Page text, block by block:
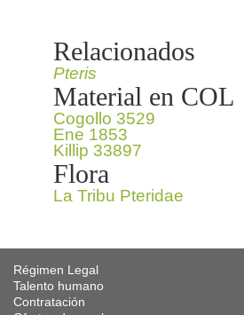
Relacionados
Pteris
Material en COL
Cogollo 3529
Ene 1853
Killip 33897
Flora
La Tribu Pteridae
Régimen Legal
Talento humano
Contratación